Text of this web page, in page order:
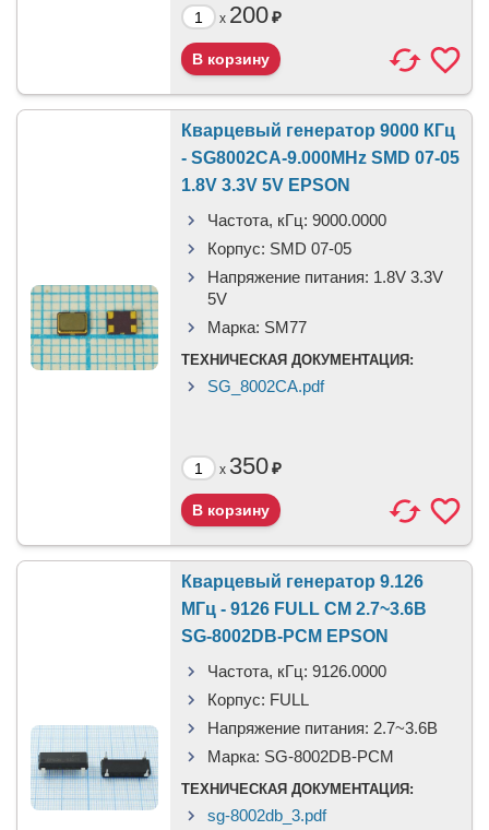
x 200₽
Кварцевый генератор 9000 КГц
- SG8002CA-9.000MHz SMD 07-05
1.8V 3.3V 5V EPSON
Частота, кГц: 9000.0000
Корпус: SMD 07-05
Напряжение питания: 1.8V 3.3V
5V
Марка: SM77
ТЕХНИЧЕСКАЯ ДОКУМЕНТАЦИЯ:
SG_8002CA.pdf
x 350₽
Кварцевый генератор 9.126
МГц - 9126 FULL CM 2.7~3.6В
SG-8002DB-PCM EPSON
Частота, кГц: 9126.0000
Корпус: FULL
Напряжение питания: 2.7~3.6В
Марка: SG-8002DB-PCM
ТЕХНИЧЕСКАЯ ДОКУМЕНТАЦИЯ:
sg-8002db_3.pdf